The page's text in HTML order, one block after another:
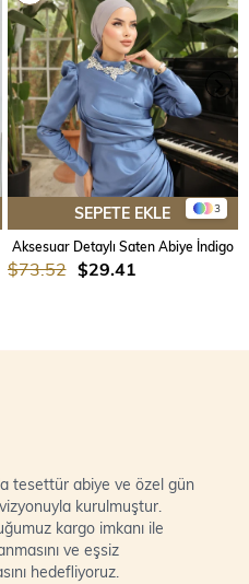
3
SEPETE EKLE
Aksesuar Detaylı Saten Abiye İndigo
$29.41
$73.52
tesettür abiye ve özel gün
kurulmuştur.
kargo imkanı ile
ve eşsiz
hedefliyoruz.